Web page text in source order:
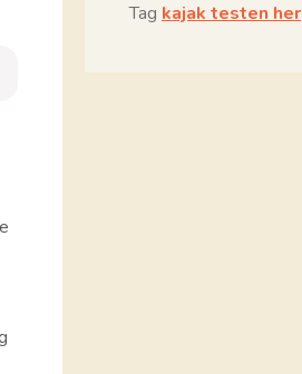
Tag kajak testen her